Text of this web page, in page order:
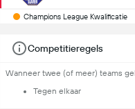
Champions League Kwalificatie
Competitieregels
Wanneer twee (of meer) teams
Tegen elkaar